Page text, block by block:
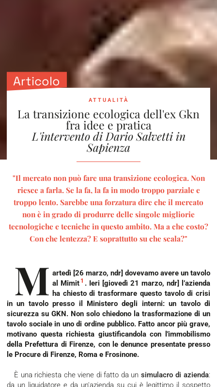
Articolo
ATTUALITÀ
La transizione ecologica dell'ex Gkn
fra idee e pratica
L'intervento di Dario Salvetti in
Sapienza
"Il mercato non può fare una transizione ecologica. Non
riesce a farla. Se la fa, la fa in modo troppo parziale e
troppo lento. Sarebbe una forzatura dire che il mercato
non è in grado di produrre delle singole migliorie
tecnologiche e tecniche in questo ambito. Ma a che costo?
Con che lentezza? E soprattutto su che scala?"
M artedì [26 marzo, ndr] dovevamo avere un tavolo
al Mimit 1 . Ieri [giovedì 21 marzo, ndr] l’azienda
ha chiesto di trasformare questo tavolo di crisi
in un tavolo presso il Ministero degli interni: un tavolo di
sicurezza su GKN. Non solo chiedono la trasformazione di un
tavolo sociale in uno di ordine pubblico. Fatto ancor più grave,
motivano questa richiesta giustificandola con l'immobilismo
della Prefettura di Firenze, con le denunce presentate presso
le Procure di Firenze, Roma e Frosinone.
È una richiesta che viene di fatto da un simulacro di azienda:
da un liquidatore e da un'azienda su cui è legittimo il sospetto